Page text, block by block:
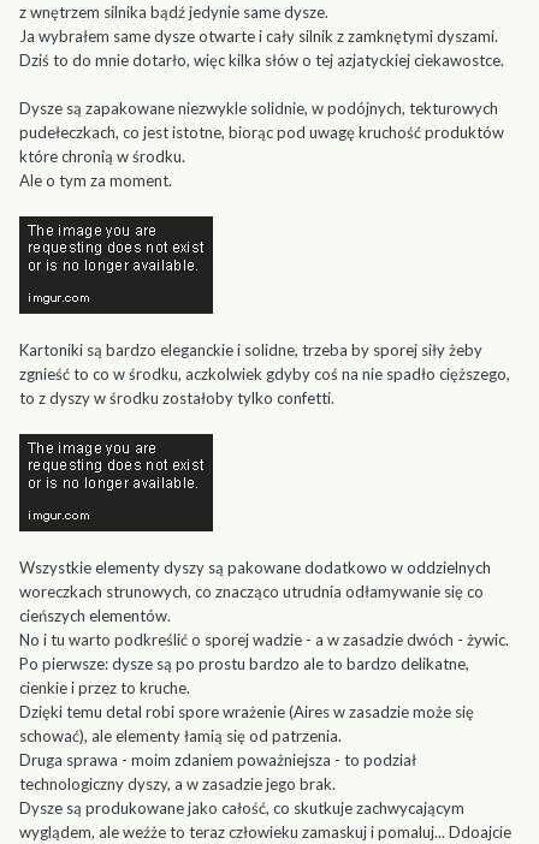
z wnętrzem silnika bądź jedynie same dysze.
Ja wybrałem same dysze otwarte i cały silnik z zamknętymi dyszami.
Dziś to do mnie dotarło, więc kilka słów o tej azjatyckiej ciekawostce.
Dysze są zapakowane niezwykle solidnie, w podójnych, tekturowych
pudełeczkach, co jest istotne, biorąc pod uwagę kruchość produktów
które chronią w środku.
Ale o tym za moment.
Kartoniki są bardzo eleganckie i solidne, trzeba by sporej siły żeby
zgnieść to co w środku, aczkolwiek gdyby coś na nie spadło cięższego,
to z dyszy w środku zostałoby tylko confetti.
Wszystkie elementy dyszy są pakowane dodatkowo w oddzielnych
woreczkach strunowych, co znacząco utrudnia odłamywanie się co
cieńszych elementów.
No i tu warto podkreślić o sporej wadzie - a w zasadzie dwóch - żywic.
Po pierwsze: dysze są po prostu bardzo ale to bardzo delikatne,
cienkie i przez to kruche.
Dzięki temu detal robi spore wrażenie (Aires w zasadzie może się
schować), ale elementy łamią się od patrzenia.
Druga sprawa - moim zdaniem poważniejsza - to podział
technologiczny dyszy, a w zasadzie jego brak.
Dysze są produkowane jako całość, co skutkuje zachwycającym
wyglądem, ale weźże to teraz człowieku zamaskuj i pomaluj... Ddoajcie